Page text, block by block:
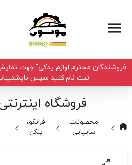
فروشندگان محترم لوازم یدکی" جهت
ثبت نام کنید سپس
فروشگاه
محصولات
سایپایی
فرانکو،
یلکن